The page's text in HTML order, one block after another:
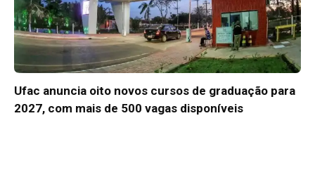
Ufac anuncia oito novos cursos de graduação para
2027, com mais de 500 vagas disponíveis